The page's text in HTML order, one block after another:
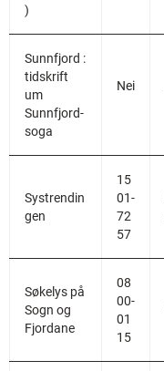
)
Sunnfjord :
tidskrift
um
Sunnfjord-
soga
Nei
Systrendin
gen
15
01-
72
57
Søkelys på
Sogn og
Fjordane
08
00-
01
15